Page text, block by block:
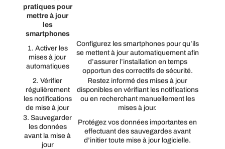
pratiques pour
mettre à jour
les
smartphones
1. Activer les
mises à jour
automatiques
Configurez les smartphones pour qu’ils
se mettent à jour automatiquement afin
d’assurer l’installation en temps
opportun des correctifs de sécurité.
2. Vérifier
régulièrement
les notifications
de mise à jour
Restez informé des mises à jour
disponibles en vérifiant les notifications
ou en recherchant manuellement les
mises à jour.
3. Sauvegarder
les données
avant la mise à
jour
Protégez vos données importantes en
effectuant des sauvegardes avant
d’initier toute mise à jour logicielle.